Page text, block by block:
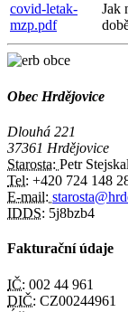
covid-letak-
mzp.pdf
Jak
Obec Hrdějovice
Dlouhá 221
37361 Hrdějovice
Starosta: Petr Stejskal
Tel: +420 724 148
E-mail:
IDDS: 5j8bzb4
Fakturační údaje
IČ: 002 44 961
DIČ: CZ00244961